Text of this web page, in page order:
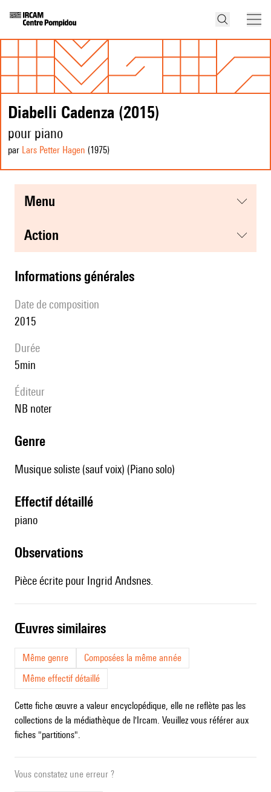
Diabelli Cadenza (2015)
pour piano
par Lars Petter Hagen (1975)
menu
action
informations générales
date de composition
2015
durée
5min
éditeur
NB noter
genre
Musique soliste (sauf voix) (Piano solo)
effectif détaillé
piano
observations
Pièce écrite pour Ingrid Andsnes.
œuvres similaires
Même genre
Composées la même année
Même effectif détaillé
Cette fiche œuvre a valeur encyclopédique, elle ne reflète pas les
collections de la médiathèque de l'Ircam. Veuillez vous référer aux
fiches "partitions".
Vous constatez une erreur ?